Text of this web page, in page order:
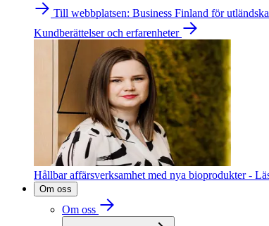
Till webbplatsen: Business Finland för
Kundberättelser och erfarenheter
Hållbar affärsverksamhet med nya bioprodukter -
Om oss
Om oss